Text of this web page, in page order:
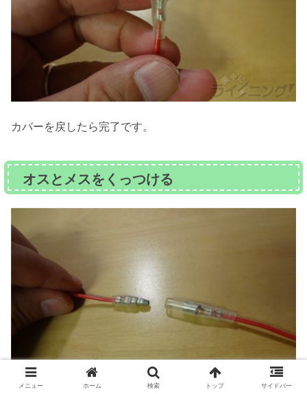
カバーを戻したら完了です。
オスとメスをくっつける
メニュー ホーム 検索 トップ サイドバー